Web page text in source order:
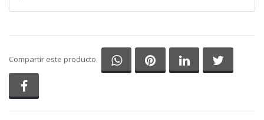
Compartir este producto Compartir en Whatsapp
Compartir en Pinterest
Compartir en